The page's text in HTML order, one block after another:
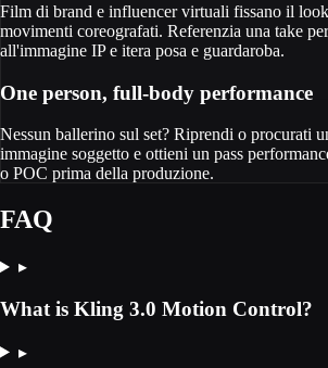
Film di brand e influencer virtuali fissano il
movimenti coreografati. Referenzia una take
all'immagine IP e itera posa e guardaroba.
One person, full-body performance
Nessun ballerino sul set? Riprendi o procurati
immagine soggetto e ottieni un pass
o POC prima della produzione.
FAQ
▸
What is Kling 3.0 Motion Control?
▸